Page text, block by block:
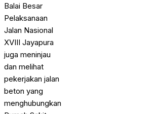
Balai Besar
Pelaksanaan
Jalan Nasional
XVIII Jayapura
juga meninjau
dan melihat
pekerjakan jalan
beton yang
menghubungkan